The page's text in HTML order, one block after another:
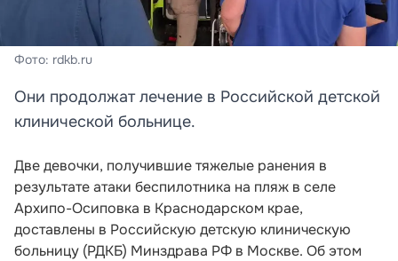
Фото: rdkb.ru
Они продолжат лечение в Российской детской
клинической больнице.
Две девочки, получившие тяжелые ранения в
результате атаки беспилотника на пляж в селе
Архипо-Осиповка в Краснодарском крае,
доставлены в Российскую детскую клиническую
больницу (РДКБ) Минздрава РФ в Москве. Об этом